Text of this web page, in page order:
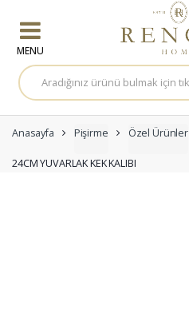
A
r
a
a
:
Anasayfa Pişirme Özel Ürünler
24CM YUVARLAK KEK KALIBI